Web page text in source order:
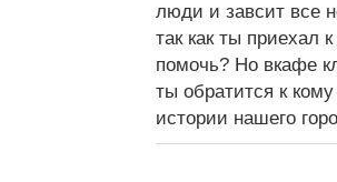
люди и завсит все
так как ты приехал
помочь? Но вкафе
ты обратится к
истории нашего